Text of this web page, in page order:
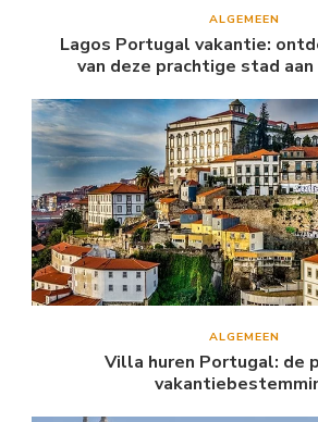
ALGEMEEN
Lagos Portugal vakantie:
van deze prachtige stad
ALGEMEEN
Villa huren Portugal: de